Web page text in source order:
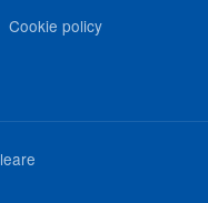
Cookie policy